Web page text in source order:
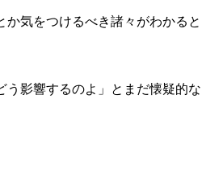
気をつけるべき諸々がわかると
う影響するのよ」とまだ懐疑的な